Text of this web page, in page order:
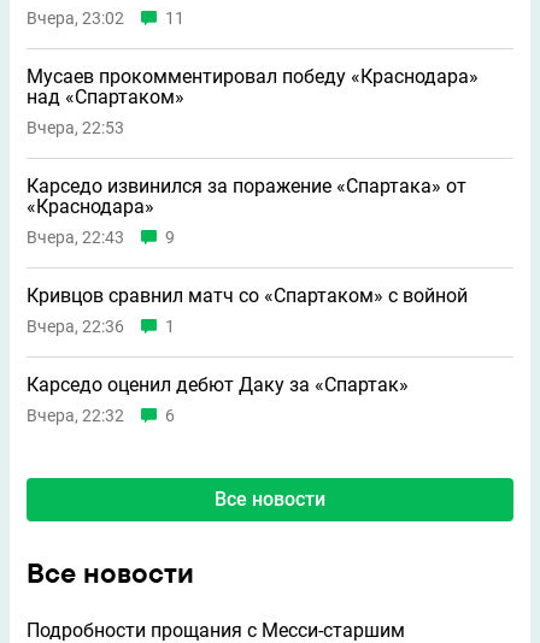
Вчера, 23:02 11
Мусаев прокомментировал победу «Краснодара»
над «Спартаком»
Вчера, 22:53
Карседо извинился за поражение «Спартака» от
«Краснодара»
Вчера, 22:43 9
Кривцов сравнил матч со «Спартаком» с войной
Вчера, 22:36 1
Карседо оценил дебют Даку за «Спартак»
Вчера, 22:32 6
Все новости
Все новости
Подробности прощания с Месси-старшим